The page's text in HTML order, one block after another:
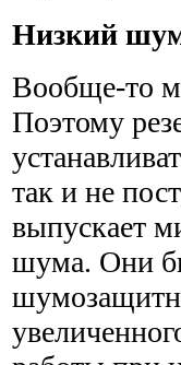
Низкий
Вообще-то
Поэтому
так и не
выпускает
шума. Они